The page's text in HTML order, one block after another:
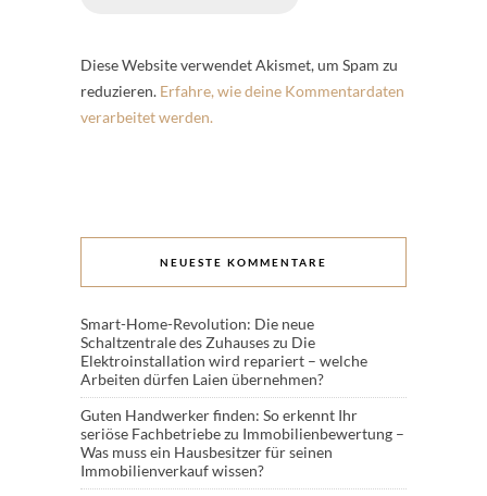
Diese Website verwendet Akismet, um Spam zu
reduzieren. Erfahre, wie deine Kommentardaten
verarbeitet werden.
NEUESTE KOMMENTARE
Smart-Home-Revolution: Die neue
Schaltzentrale des Zuhauseszu Die
Elektroinstallation wird repariert – welche
Arbeiten dürfen Laien übernehmen?
Guten Handwerker finden: So erkennt Ihr
seriöse Fachbetriebezu Immobilienbewertung –
Was muss ein Hausbesitzer für seinen
Immobilienverkauf wissen?